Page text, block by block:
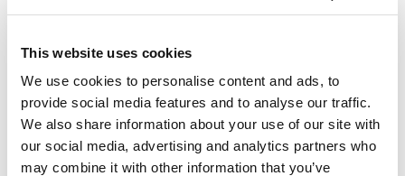
This website uses cookies
We use cookies to personalise content and ads, to
provide social media features and to analyse our traffic.
We also share information about your use of our site with
our social media, advertising and analytics partners who
may combine it with other information that you’ve